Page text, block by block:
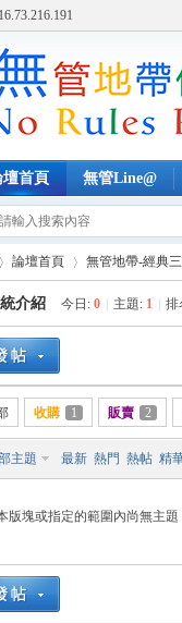
壇首頁 無管Line@
論壇首頁 無管地帶-經典
介紹 今日: 0 主題: 1 排
收購 1 販賣 2
主題 最新 熱門 熱帖 精
版塊或指定的範圍內尚無主題